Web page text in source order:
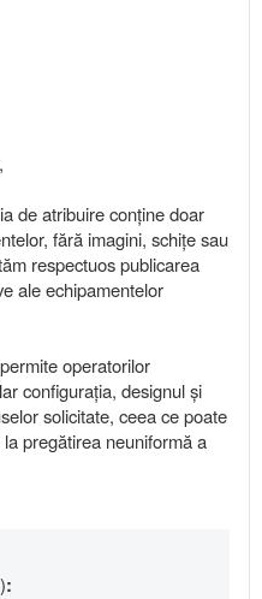
de atribuire conține doar
fără imagini, schițe sau
respectuos publicarea
ale echipamentelor
operatorilor
configurația, designul și
solicitate, ceea ce poate
pregătirea neuniformă a
: